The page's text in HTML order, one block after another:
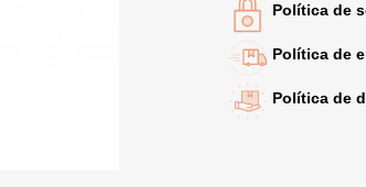
Política de
Política de
Política de